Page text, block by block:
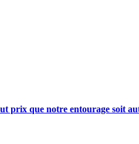
prix que notre entourage soit